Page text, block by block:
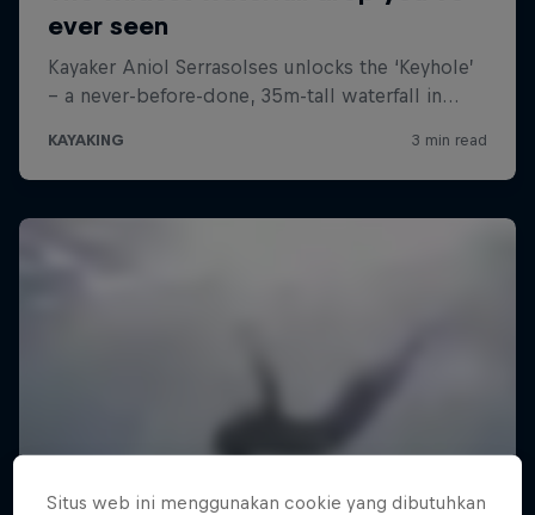
Situs web ini menggunakan cookie yang dibutuhkan